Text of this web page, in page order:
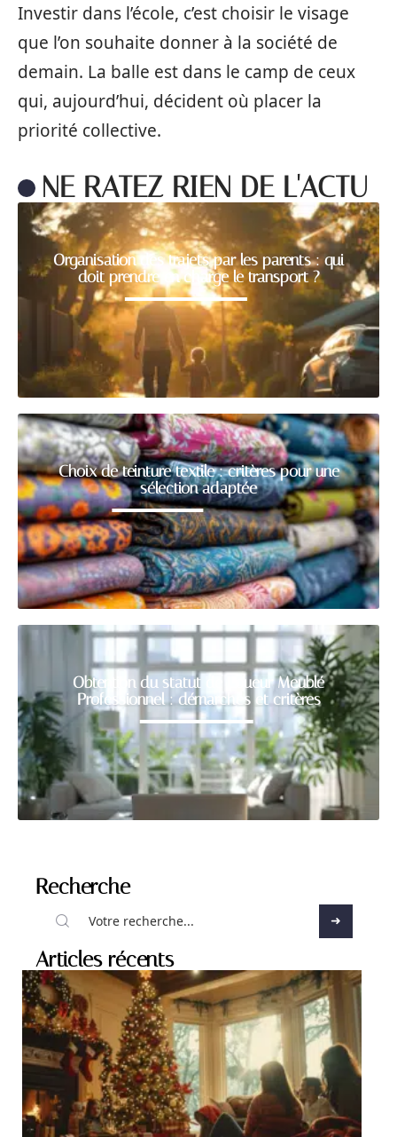
Investir dans l’école, c’est choisir le visage
que l’on souhaite donner à la société de
demain. La balle est dans le camp de ceux
qui, aujourd’hui, décident où placer la
priorité collective.
NE RATEZ RIEN DE L'ACTU
Organisation des trajets par les parents : qui
doit prendre en charge le transport ?
Choix de teinture textile : critères pour une
sélection adaptée
Obtention du statut de Loueur Meublé
Professionnel : démarches et critères
Recherche
Articles récents